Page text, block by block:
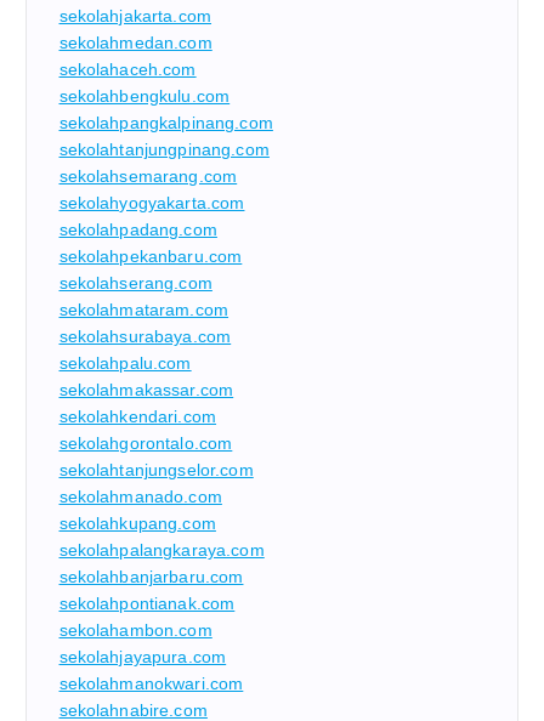
sekolahjakarta.com
sekolahmedan.com
sekolahaceh.com
sekolahbengkulu.com
sekolahpangkalpinang.com
sekolahtanjungpinang.com
sekolahsemarang.com
sekolahyogyakarta.com
sekolahpadang.com
sekolahpekanbaru.com
sekolahserang.com
sekolahmataram.com
sekolahsurabaya.com
sekolahpalu.com
sekolahmakassar.com
sekolahkendari.com
sekolahgorontalo.com
sekolahtanjungselor.com
sekolahmanado.com
sekolahkupang.com
sekolahpalangkaraya.com
sekolahbanjarbaru.com
sekolahpontianak.com
sekolahambon.com
sekolahjayapura.com
sekolahmanokwari.com
sekolahnabire.com